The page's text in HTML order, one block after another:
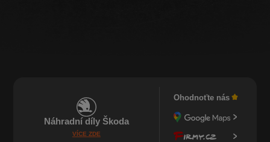
Náhradní díly Škoda
VÍCE ZDE
Ohodnoťte nás